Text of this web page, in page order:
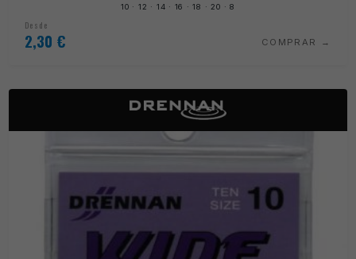
10 · 12 · 14 · 16 · 18 · 20 · 8
Desde
2,30 € COMPRAR